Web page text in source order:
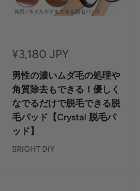
セ
ル
価
格
¥3,180 JPY
男性の濃いムダ毛の処理や
角質除去もできる！優しく
なでるだけで脱毛できる脱
毛パッド【Crystal 脱毛パ
ッド】
BRIGHT DIY